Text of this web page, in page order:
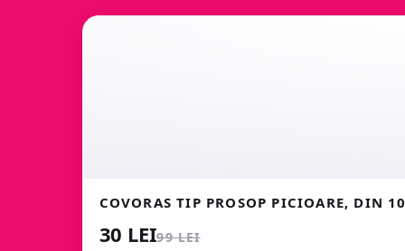
COVORAS TIP PROSOP PICIOARE, DIN
30 LEI99 LEI